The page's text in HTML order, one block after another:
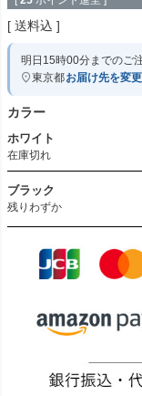
送料込
明日 15時00分までのご
東京都お届け先を変更
カラー
ホワイト
在庫切れ
ブラック
残りわずか